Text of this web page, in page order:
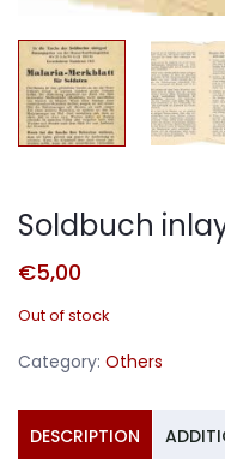
Soldbuch
€5,00
Out of stock
Category: Others
DESCRIPTION